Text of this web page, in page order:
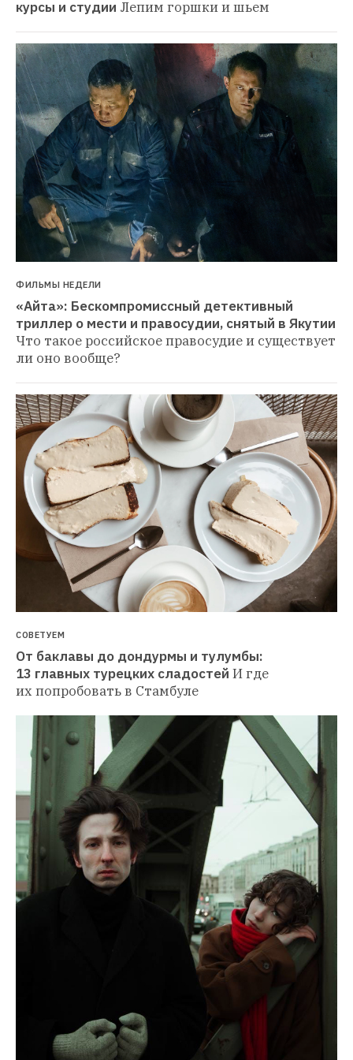
курсы и студии Лепим горшки и шьем
ФИЛЬМЫ НЕДЕЛИ
«Айта»: Бескомпромиссный детективный
триллер о мести и правосудии, снятый в Якутии
Что такое российское правосудие и существует
ли оно вообще?
СОВЕТУЕМ
От баклавы до дондурмы и тулумбы:
13 главных турецких сладостей И где
их попробовать в Стамбуле